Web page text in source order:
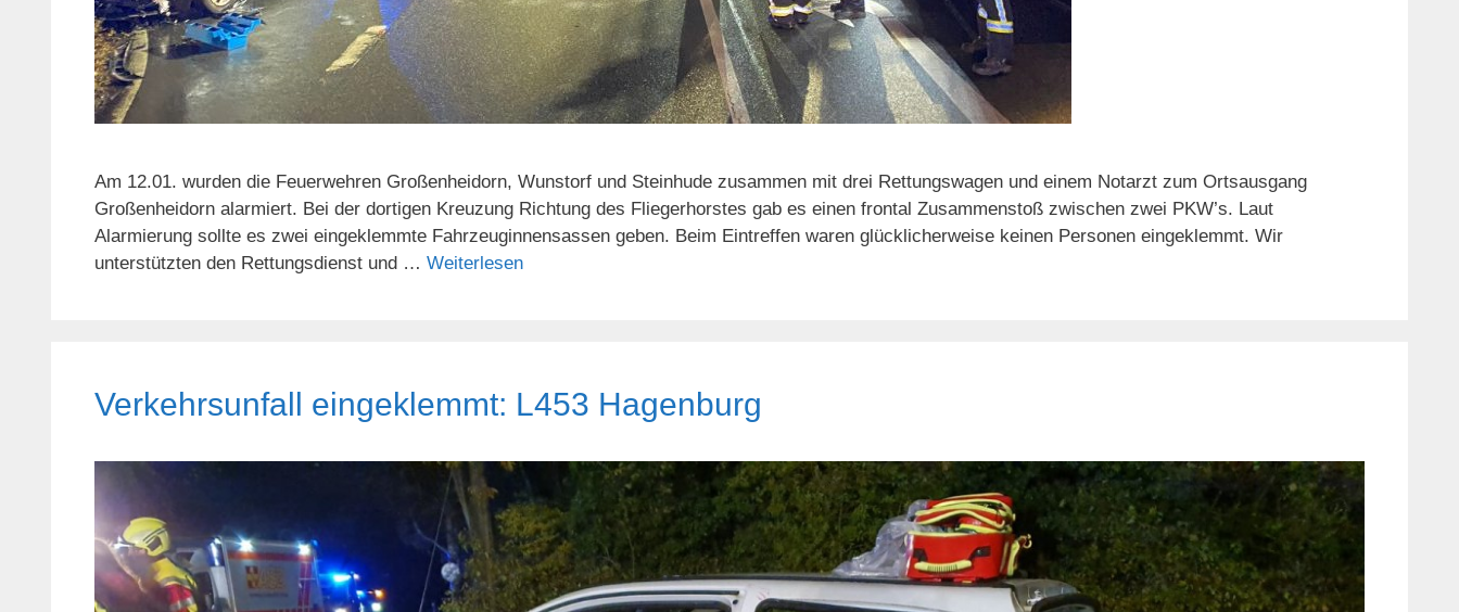
Am 12.01. wurden die Feuerwehren Großenheidorn, Wunstorf und Steinhude zusammen mit drei Rettungswagen und einem Notarzt zum Ortsausgang
Großenheidorn alarmiert. Bei der dortigen Kreuzung Richtung des Fliegerhorstes gab es einen frontal Zusammenstoß zwischen zwei PKW’s. Laut
Alarmierung sollte es zwei eingeklemmte Fahrzeuginnensassen geben. Beim Eintreffen waren glücklicherweise keinen Personen eingeklemmt. Wir
unterstützten den Rettungsdienst und … Weiterlesen
Verkehrsunfall eingeklemmt: L453 Hagenburg